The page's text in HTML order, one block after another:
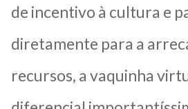
de incentivo à cultura e
diretamente para a
recursos, a vaquinha